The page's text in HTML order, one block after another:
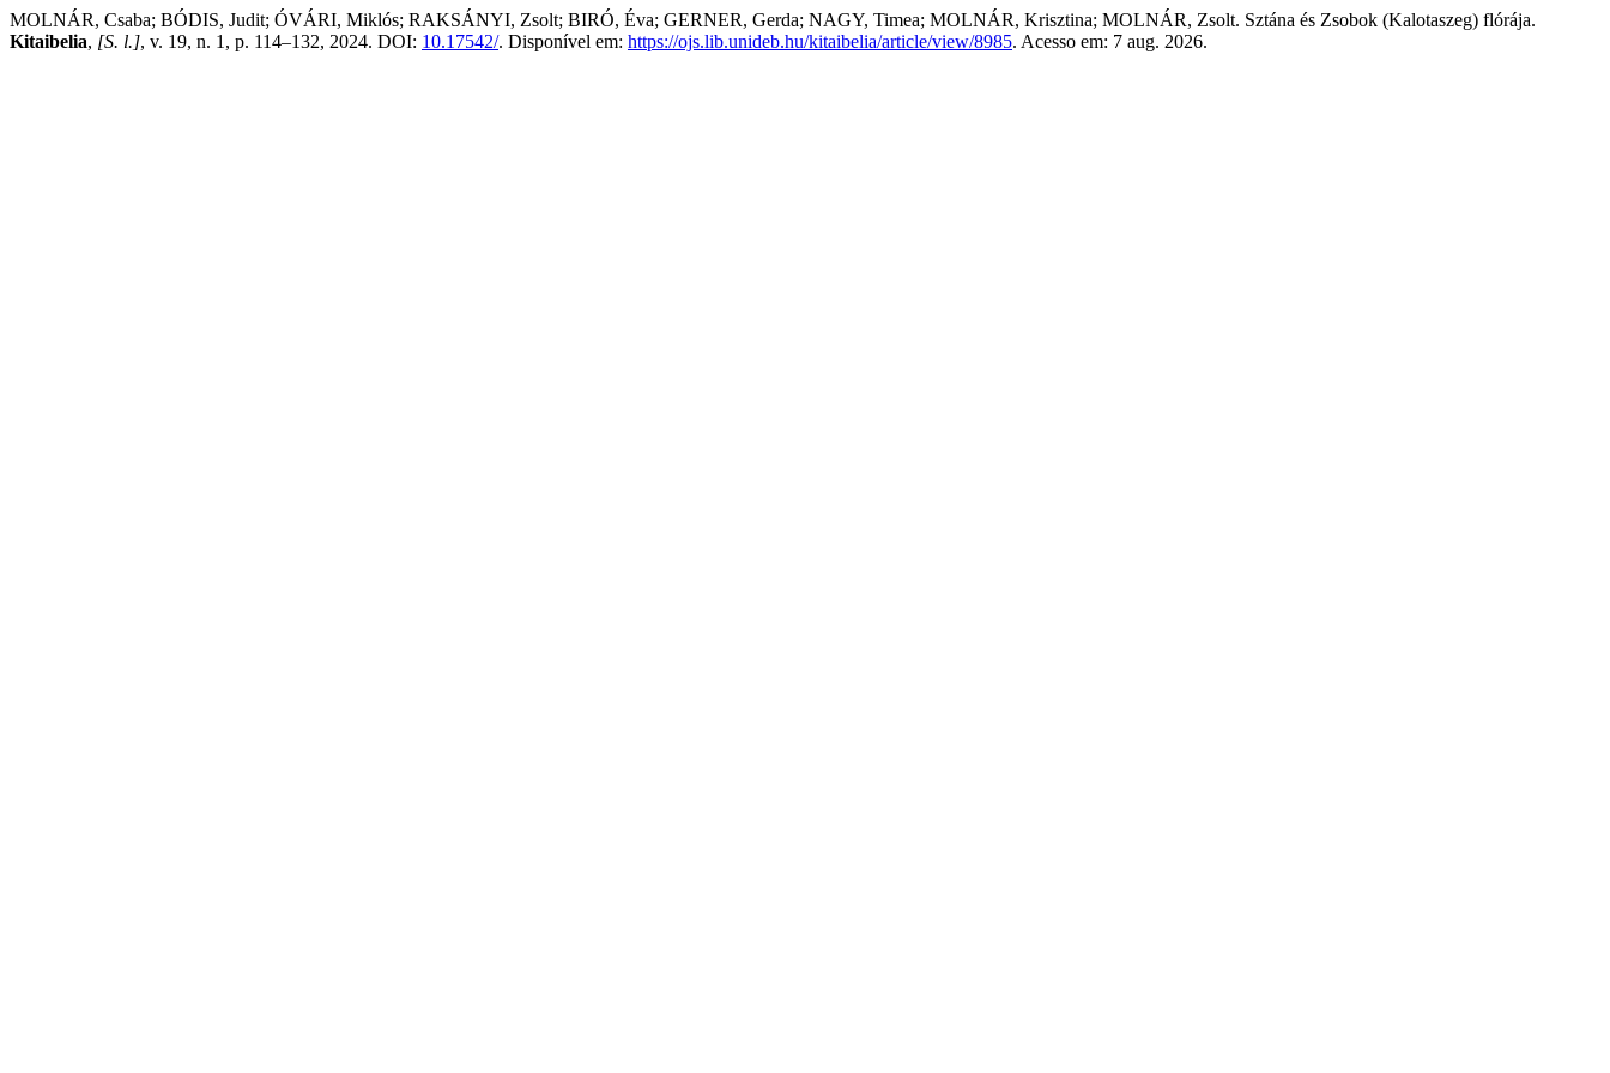
MOLNÁR, Csaba; BÓDIS, Judit; ÓVÁRI, Miklós; RAKSÁNYI, Zsolt; BIRÓ, Éva; GERNER, Gerda; NAGY, Timea; MOLNÁR, Krisztina; MOLNÁR, Zsolt. Sztána és Zsobok (Kalotaszeg) flórája.
Kitaibelia, [S. l.], v. 19, n. 1, p. 114–132, 2024. DOI: 10.17542/. Disponível em: https://ojs.lib.unideb.hu/kitaibelia/article/view/8985. Acesso em: 7 aug. 2026.